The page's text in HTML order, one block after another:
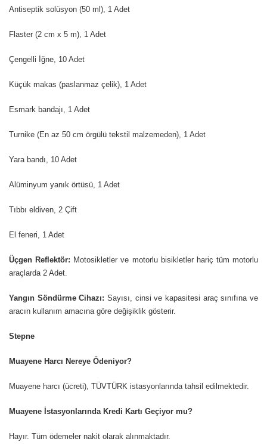
Antiseptik solüsyon (50 ml), 1 Adet
Flaster (2 cm x 5 m), 1 Adet
Çengelli İğne, 10 Adet
Küçük makas (paslanmaz çelik), 1 Adet
Esmark bandajı, 1 Adet
Turnike (En az 50 cm örgülü tekstil malzemeden), 1 Adet
Yara bandı, 10 Adet
Alüminyum yanık örtüsü, 1 Adet
Tıbbı eldiven, 2 Çift
El feneri, 1 Adet
Üçgen Reflektör: Motosikletler ve motorlu bisikletler hariç tüm motorlu
araçlarda 2 Adet.
Yangın Söndürme Cihazı: Sayısı, cinsi ve kapasitesi araç sınıfına ve
aracın kullanım amacına göre değişiklik gösterir.
Stepne
Muayene Harcı Nereye Ödeniyor?
Muayene harcı (ücreti), TÜVTÜRK istasyonlarında tahsil edilmektedir.
Muayene İstasyonlarında Kredi Kartı Geçiyor mu?
Hayır. Tüm ödemeler nakit olarak alınmaktadır.